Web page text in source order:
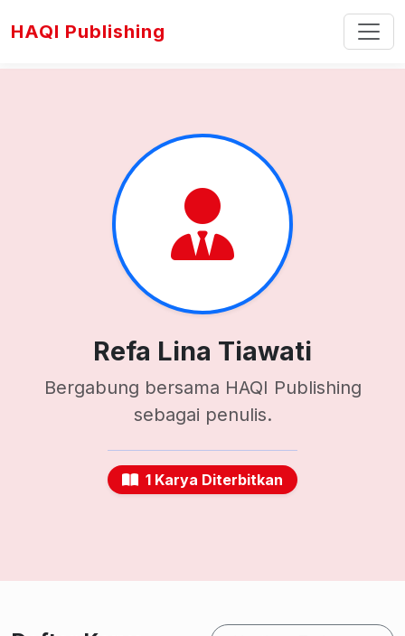
HAQI Publishing
Refa Lina Tiawati
Bergabung bersama HAQI Publishing
sebagai penulis.
1 Karya Diterbitkan